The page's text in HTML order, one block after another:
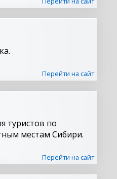
Перейти на сайт
туристов по
местам Сибири.
Перейти на сайт